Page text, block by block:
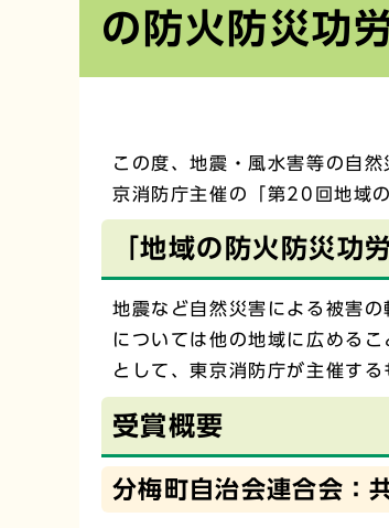
の防火防災功
この度、地震・風水害等の自
京消防庁主催の「第20回地域
「地域の防火防災功
地震など自然災害による被害
については他の地域に広める
として、東京消防庁が主催する
受賞概要
分梅町自治会連合会：